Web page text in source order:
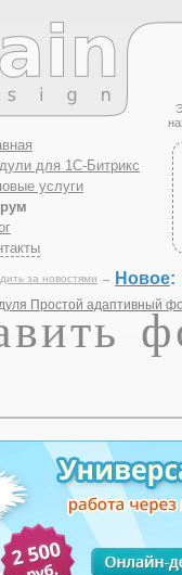
для 1С-Битрикс
услуги
за новостями → Новое:
Простой адаптивный